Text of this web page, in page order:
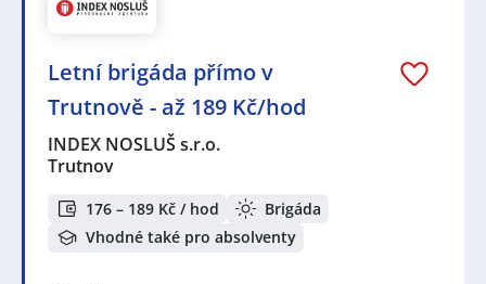
Letní brigáda přímo v
Trutnově - až 189 Kč/hod
INDEX NOSLUŠ s.r.o.
Trutnov
176 – 189 Kč / hod
Brigáda
Vhodné také pro absolventy